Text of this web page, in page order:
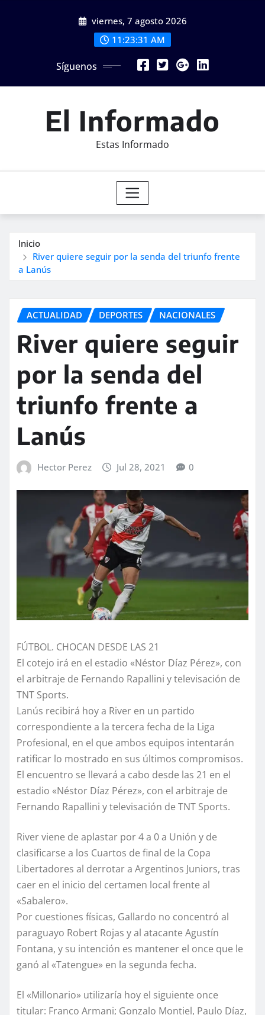
viernes, 7 agosto 2026
11:23:32 AM
Síguenos
El Informado
Estas Informado
Inicio
River quiere seguir por la senda del triunfo frente
a Lanús
ACTUALIDAD DEPORTES NACIONALES
River quiere seguir
por la senda del
triunfo frente a
Lanús
Hector Perez Jul 28, 2021 0
FÚTBOL. CHOCAN DESDE LAS 21
El cotejo irá en el estadio «Néstor Díaz Pérez», con
el arbitraje de Fernando Rapallini y televisación de
TNT Sports.
Lanús recibirá hoy a River en un partido
correspondiente a la tercera fecha de la Liga
Profesional, en el que ambos equipos intentarán
ratificar lo mostrado en sus últimos compromisos.
El encuentro se llevará a cabo desde las 21 en el
estadio «Néstor Díaz Pérez», con el arbitraje de
Fernando Rapallini y televisación de TNT Sports.
River viene de aplastar por 4 a 0 a Unión y de
clasificarse a los Cuartos de final de la Copa
Libertadores al derrotar a Argentinos Juniors, tras
caer en el inicio del certamen local frente al
«Sabalero».
Por cuestiones físicas, Gallardo no concentró al
paraguayo Robert Rojas y al atacante Agustín
Fontana, y su intención es mantener el once que le
ganó al «Tatengue» en la segunda fecha.
El «Millonario» utilizaría hoy el siguiente once
titular: Franco Armani; Gonzalo Montiel, Paulo Díaz,